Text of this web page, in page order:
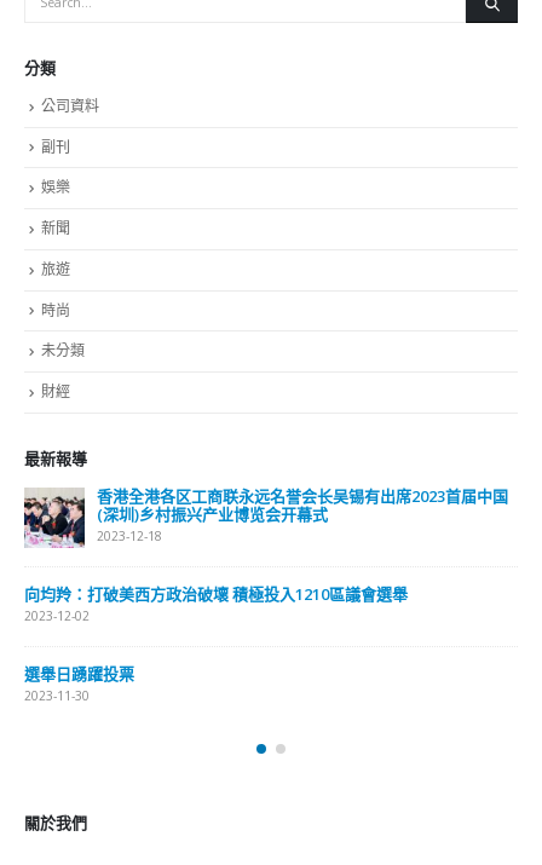
分類
公司資料
副刊
娛樂
新聞
旅遊
時尚
未分類
財經
最新報導
香港全港各区工商联永远名誉会长吴锡有出席2023首届中国
(深圳)乡村振兴产业博览会开幕式
2023-12-18
向均羚：打破美西方政治破壞 積極投入1210區議會選舉
2023-12-02
選舉日踴躍投票
2023-11-30
關於我們